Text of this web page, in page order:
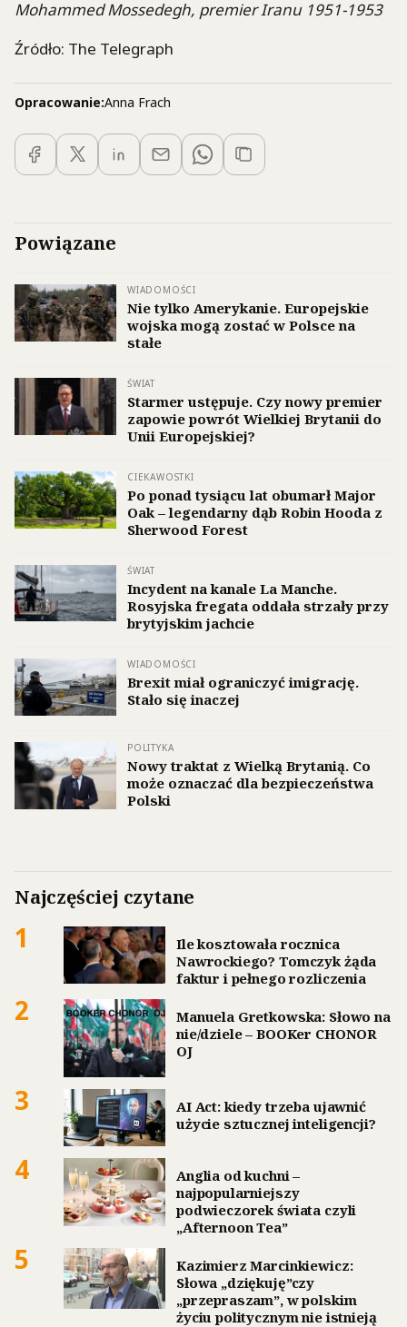
Mohammed Mossedegh, premier Iranu 1951-1953
Źródło: The Telegraph
Opracowanie:Anna Frach
Powiązane
WIADOMOŚCI
Nie tylko Amerykanie. Europejskie
wojska mogą zostać w Polsce na
stałe
ŚWIAT
Starmer ustępuje. Czy nowy premier
zapowie powrót Wielkiej Brytanii do
Unii Europejskiej?
CIEKAWOSTKI
Po ponad tysiącu lat obumarł Major
Oak – legendarny dąb Robin Hooda z
Sherwood Forest
ŚWIAT
Incydent na kanale La Manche.
Rosyjska fregata oddała strzały przy
brytyjskim jachcie
WIADOMOŚCI
Brexit miał ograniczyć imigrację.
Stało się inaczej
POLITYKA
Nowy traktat z Wielką Brytanią. Co
może oznaczać dla bezpieczeństwa
Polski
Najczęściej czytane
1
Ile kosztowała rocznica
Nawrockiego? Tomczyk żąda
faktur i pełnego rozliczenia
2
Manuela Gretkowska: Słowo na
nie/dziele – BOOKer CHONOR
OJ
3
AI Act: kiedy trzeba ujawnić
użycie sztucznej inteligencji?
4
Anglia od kuchni –
najpopularniejszy
podwieczorek świata czyli
„Afternoon Tea”
5
Kazimierz Marcinkiewicz:
Słowa „dziękuję”czy
„przepraszam”, w polskim
życiu politycznym nie istnieją